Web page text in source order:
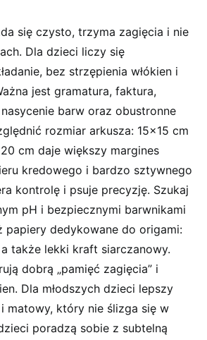
się czysto, trzyma zagięcia i nie
Dla dzieci liczy się
bez strzępienia włókien i
jest gramatura, faktura,
nasycenie barw oraz obustronne
rozmiar arkusza: 15×15 cm
cm daje większy margines
kredowego i bardzo sztywnego
kontrolę i psuje precyzję. Szukaj
pH i bezpiecznymi barwnikami
papiery dedykowane do origami:
także lekki kraft siarczanowy.
dobrą „pamięć zagięcia” i
Dla młodszych dzieci lepszy
matowy, który nie ślizga się w
poradzą sobie z subtelną